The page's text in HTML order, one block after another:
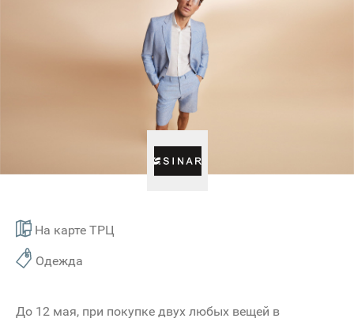
На карте ТРЦ
Одежда
До 12 мая, при покупке двух любых вещей в